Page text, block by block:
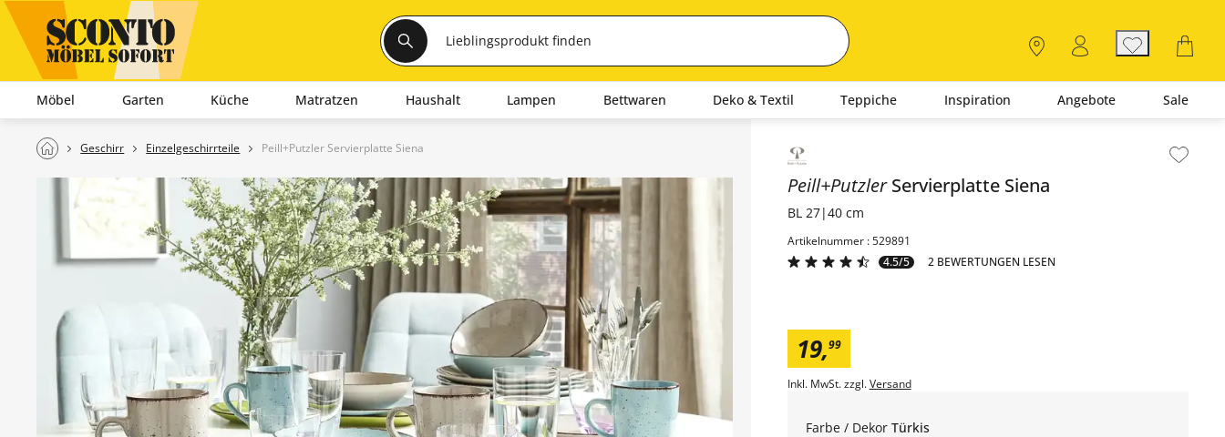
Möbel Garten Küche Matratzen Haushalt Lampen Bettwaren Deko & Textil Teppiche Inspiration Angebote Sale
Geschirr Einzelgeschirrteile Peill+Putzler Servierplatte Siena Inhalt der Seitenleiste überspringen - Zum Seitenende
Peill+PutzlerServierplatte Siena
BL 27|40 cm
Artikelnummer : 529891
4.5/5
2 BEWERTUNGEN LESEN
19,99
Inkl. MwSt. zzgl.Versand
Farbe / Dekor Türkis